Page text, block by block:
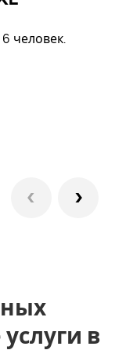
человек.
в